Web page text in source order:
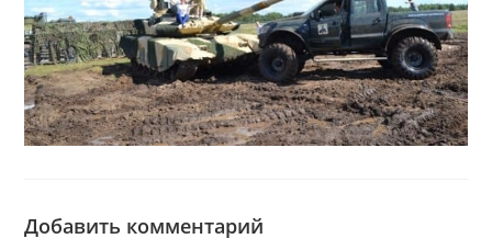
Добавить комментарий